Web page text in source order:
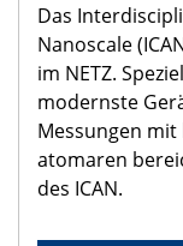
Das
Nanoscale
im NETZ.
modernste
Messungen
atomaren
des ICAN.